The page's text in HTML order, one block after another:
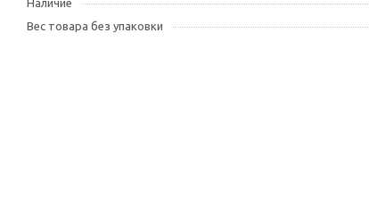
Наличие
Вес товара без упаковки